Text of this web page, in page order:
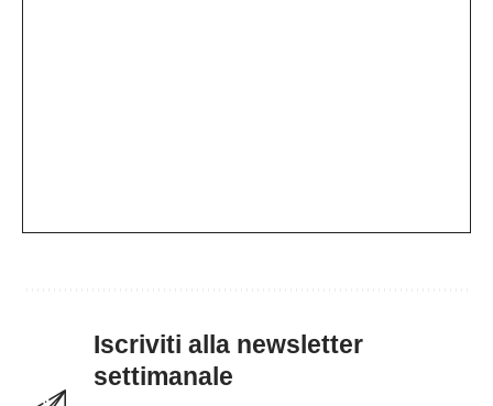
Iscriviti alla newsletter
settimanale